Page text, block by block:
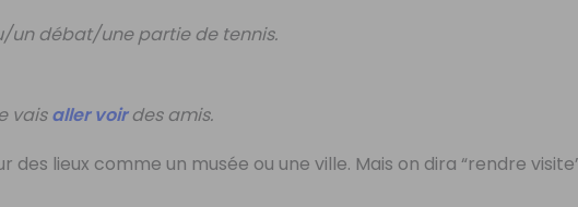
débat/une partie de tennis.
vaisaller voirdes amis.
des lieux comme un musée ou une ville. Mais on dira “rendre visite